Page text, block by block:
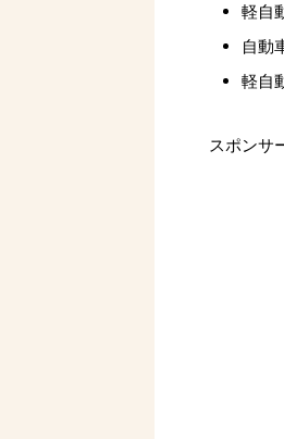
軽自
自動
軽自
スポンサ